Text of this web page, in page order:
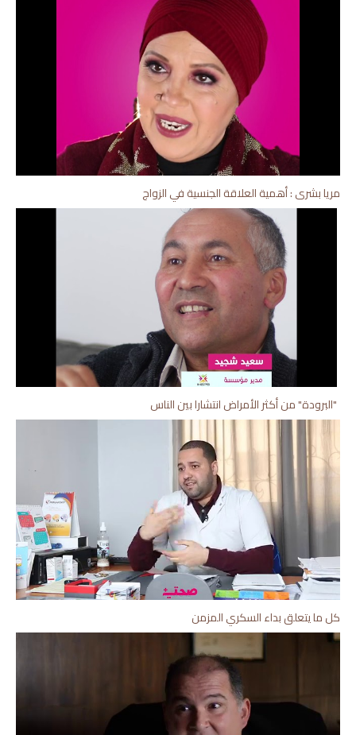
مريا بشرى : أهمية العلاقة الجنسية في الزواج
"البرودة" من أكثر الأمراض انتشارا بين الناس
كل ما يتعلق بداء السكري المزمن